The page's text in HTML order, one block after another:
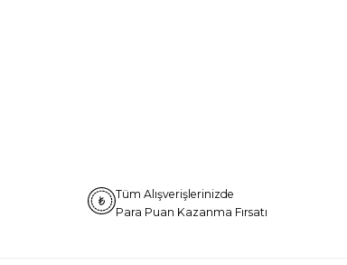
Tüm Alışverişlerinizde
Para Puan Kazanma Fırsatı